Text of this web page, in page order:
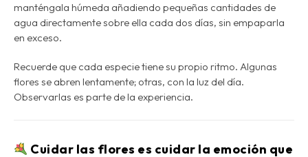
manténgala húmeda añadiendo pequeñas cantidades de
agua directamente sobre ella cada dos días, sin empaparla
en exceso.
Recuerde que cada especie tiene su propio ritmo. Algunas
flores se abren lentamente; otras, con la luz del día.
Observarlas es parte de la experiencia.
Cuidar las flores es cuidar la emoción que